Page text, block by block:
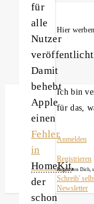
für
alle
Nutzer
Damit
behebt
Apple
einen
Fehler
in
HomeKit,
der
schon
Hier
Ich bin
für das,
Anmelden
Registrieren
Registriere Dich,
Schreib'
Newsletter